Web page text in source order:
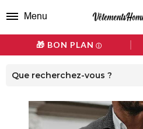
🎁 BON PLAN ⓘ
Menu